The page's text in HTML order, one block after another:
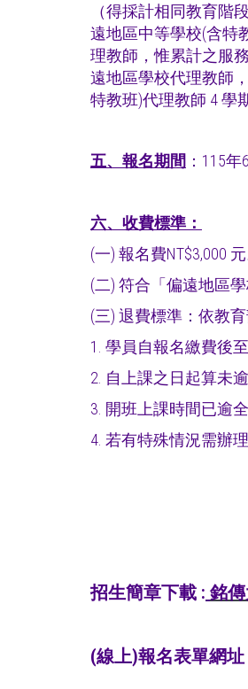
（得採計相同教育階
遠地區中等學校(含特
理教師，惟累計之服
遠地區學校代理教師
特教班)代理教師 4 學
五、 報名期間 ：115
六、 收費標準：
(一) 報名費NT$3,000
(二) 符合「偏遠地區
(三) 退費標準：依教
1. 學員自報名繳費後
2. 自上課之日起算未
3. 開班上課時間已逾
4. 若有特殊情況需辦
招生簡章下載 : 銘
(線上)報名表單網址